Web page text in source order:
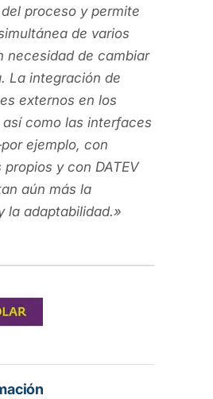
proceso y permite
de varios
necesidad de cambiar
La integración de
externos en los
como las interfaces
ejemplo, con
propios y con DATEV
aún más la
la adaptabilidad.